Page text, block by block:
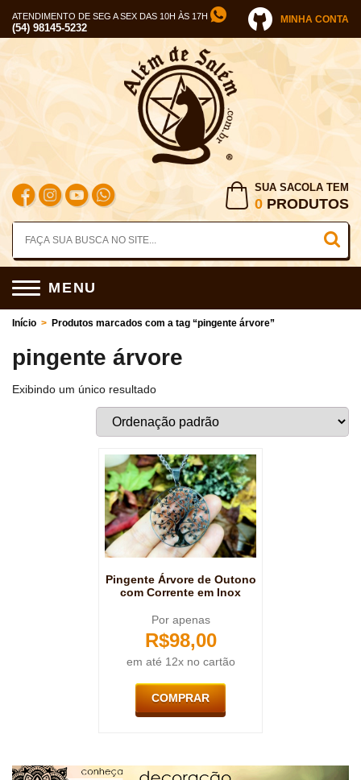
ATENDIMENTO DE SEG A SEX DAS 10H ÀS 17H
(54) 98145-5232
MINHA CONTA
SUA SACOLA TEM
0 PRODUTOS
MENU
Início > Produtos marcados com a tag “pingente árvore”
pingente árvore
Exibindo um único resultado
Pingente Árvore de Outono
com Corrente em Inox
Por apenas
R$98,00
em até 12x no cartão
COMPRAR